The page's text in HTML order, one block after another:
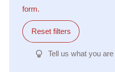
form.
Reset filters
Tell us what you